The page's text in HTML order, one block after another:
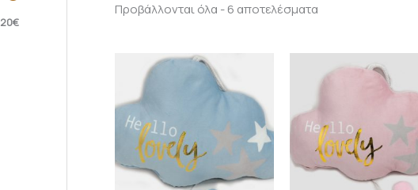
20€
Προβάλλονται όλα - 6 αποτελέσματα